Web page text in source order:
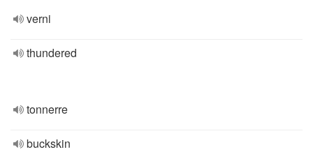
verni
thundered
tonnerre
buckskin